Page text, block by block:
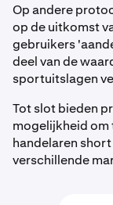
Op andere
op de uitkomst
gebruikers
deel van de
sportuitslagen
Tot slot bieden
mogelijkheid
handelaren
verschillende